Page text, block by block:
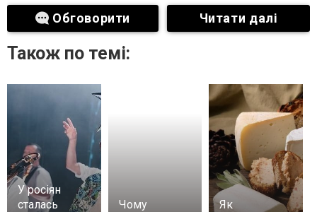
Обговорити Читати далі
Також по темі:
У росіян
сталась
Чому
Як